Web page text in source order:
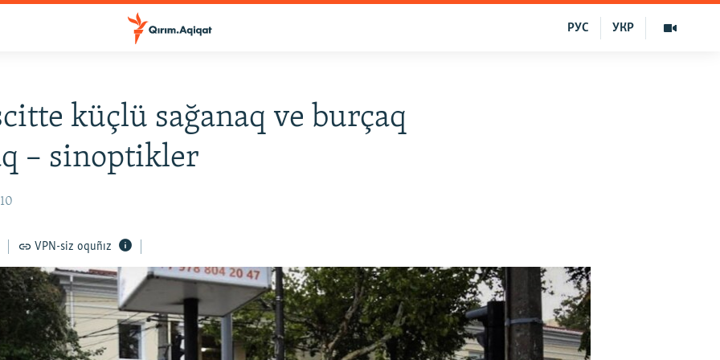
УКР
РУС
küçlü sağanaq ve burçaq
– sinoptikler
VPN-siz oquñız